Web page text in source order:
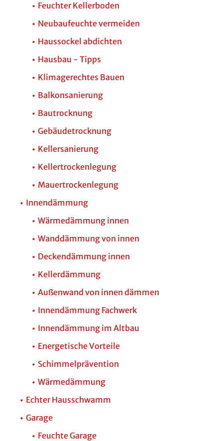
Feuchter Kellerboden
Neubaufeuchte vermeiden
Haussockel abdichten
Hausbau - Tipps
Klimagerechtes Bauen
Balkonsanierung
Bautrocknung
Gebäudetrocknung
Kellersanierung
Kellertrockenlegung
Mauertrockenlegung
Innendämmung
Wärmedämmung innen
Wanddämmung von innen
Deckendämmung innen
Kellerdämmung
Außenwand von innen dämmen
Innendämmung Fachwerk
Innendämmung im Altbau
Energetische Vorteile
Schimmelprävention
Wärmedämmung
Echter Hausschwamm
Garage
Feuchte Garage